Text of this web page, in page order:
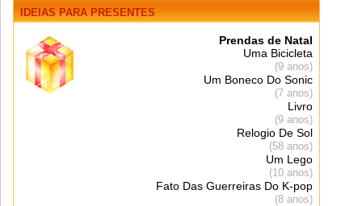
IDEIAS PARAPRESENTES
Prendas de Natal
Uma Bicicleta
(9 anos)
Um Boneco Do Sonic
(7 anos)
Livro
(9 anos)
Relogio De Sol
(58 anos)
Um Lego
(10 anos)
Fato Das Guerreiras Do K-pop
(8 anos)